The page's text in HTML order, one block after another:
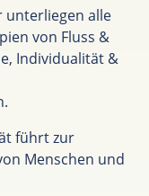
unterliegen alle
von Fluss &
Individualität &
führt zur
Menschen und